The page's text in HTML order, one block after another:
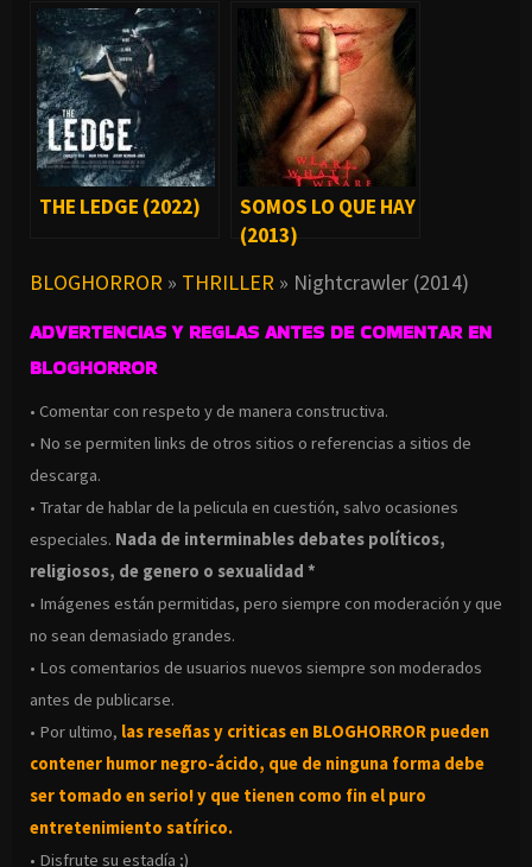
THE LEDGE (2022)
SOMOS LO QUE HAY
(2013)
BLOGHORROR » THRILLER » Nightcrawler (2014)
ADVERTENCIAS Y REGLAS ANTES DE COMENTAR EN
BLOGHORROR
• Comentar con respeto y de manera constructiva.
• No se permiten links de otros sitios o referencias a sitios de
descarga.
• Tratar de hablar de la pelicula en cuestión, salvo ocasiones
especiales. Nada de interminables debates políticos,
religiosos, de genero o sexualidad *
• Imágenes están permitidas, pero siempre con moderación y que
no sean demasiado grandes.
• Los comentarios de usuarios nuevos siempre son moderados
antes de publicarse.
• Por ultimo, las reseñas y criticas en BLOGHORROR pueden
contener humor negro-ácido, que de ninguna forma debe
ser tomado en serio! y que tienen como fin el puro
entretenimiento satírico.
• Disfrute su estadía ;)